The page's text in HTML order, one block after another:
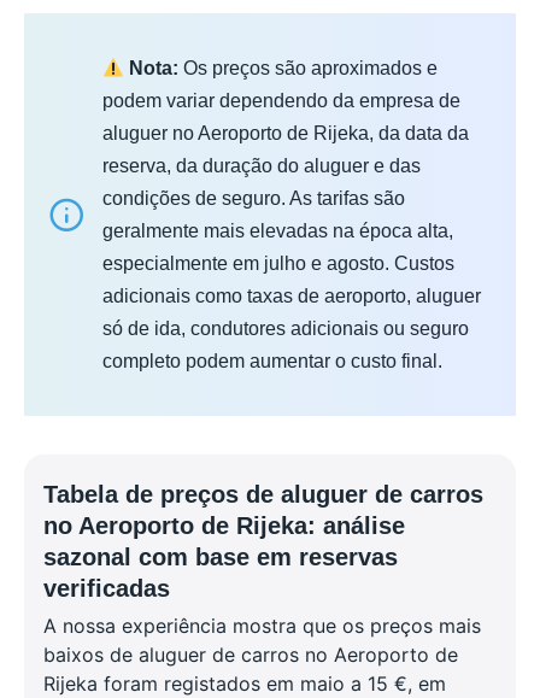
Nota: Os preços são aproximados e
podem variar dependendo da empresa de
aluguer no Aeroporto de Rijeka, da data da
reserva, da duração do aluguer e das
condições de seguro. As tarifas são
geralmente mais elevadas na época alta,
especialmente em julho e agosto. Custos
adicionais como taxas de aeroporto, aluguer
só de ida, condutores adicionais ou seguro
completo podem aumentar o custo final.
Tabela de preços de aluguer de carros
no Aeroporto de Rijeka: análise
sazonal com base em reservas
verificadas
A nossa experiência mostra que os preços mais
baixos de aluguer de carros no Aeroporto de
Rijeka foram registados em maio a 15 €, em